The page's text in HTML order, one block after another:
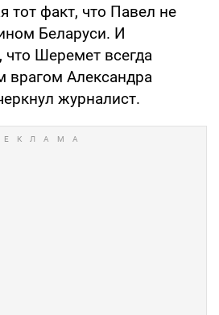
тот факт, что Павел не
Беларуси. И
что Шеремет всегда
врагом Александра
журналист.